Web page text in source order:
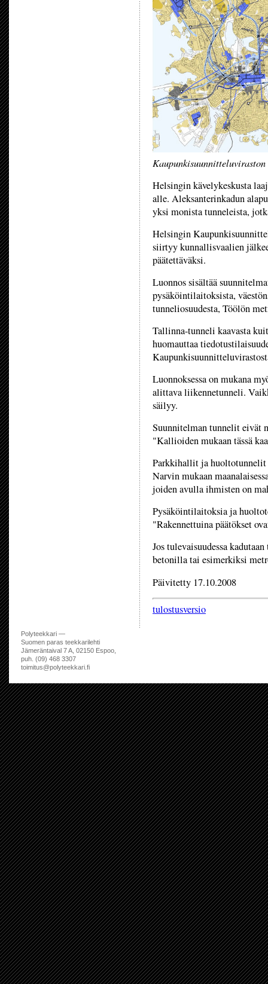
Helsingin kävelykeskusta
alle. Aleksanterinkadun
yksi monista tunneleista,
Helsingin
siirtyy kunnallisvaalien
päätettäväksi.
Luonnos sisältää
pysäköintilaitoksista,
tunneliosuudesta, Töölön
Tallinna-tunneli kaavasta
huomauttaa
Luonnoksessa on mukana
alittava liikennetunneli.
säilyy.
Suunnitelman tunnelit eivät
"Kallioiden mukaan tässä
Parkkihallit ja
Narvin mukaan
joiden avulla ihmisten on
Pysäköintilaitoksia ja
"Rakennettuina päätökset
Jos tulevaisuudessa
betonilla tai esimerkiksi
Päivitetty 17.10.2008
tulostusversio
Polyteekkari —
Suomen paras teekkarilehti
Jämeräntaival 7 A, 02150 Espoo,
puh. (09) 468 3307
toimitus@polyteekkari.fi